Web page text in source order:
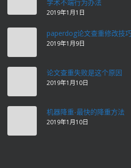
学术不端行为办法
2019年1月1日
paperdog论文查重修改技
2019年1月9日
论文查重失败是这个原因
2019年1月10日
机器降重-最快的降重方法
2019年1月10日